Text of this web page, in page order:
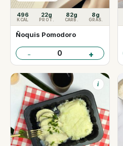
496
KCAL
22g
PROT.
82g
CARB.
8g
GRAS.
Ñoquis Pomodoro
- 0 +
i